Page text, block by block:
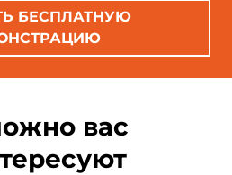
БЕСПЛАТНУЮ
вас